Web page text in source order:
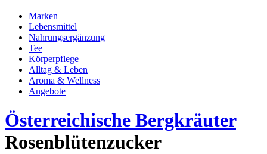
Marken
Lebensmittel
Nahrungsergänzung
Tee
Körperpflege
Alltag & Leben
Aroma & Wellness
Angebote
Österreichische Bergkräuter
Rosenblütenzucker